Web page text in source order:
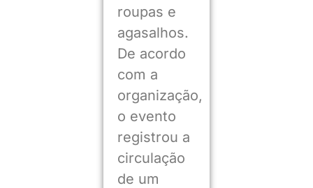
roupas e
agasalhos.
De acordo
com a
organização,
o evento
registrou a
circulação
de um